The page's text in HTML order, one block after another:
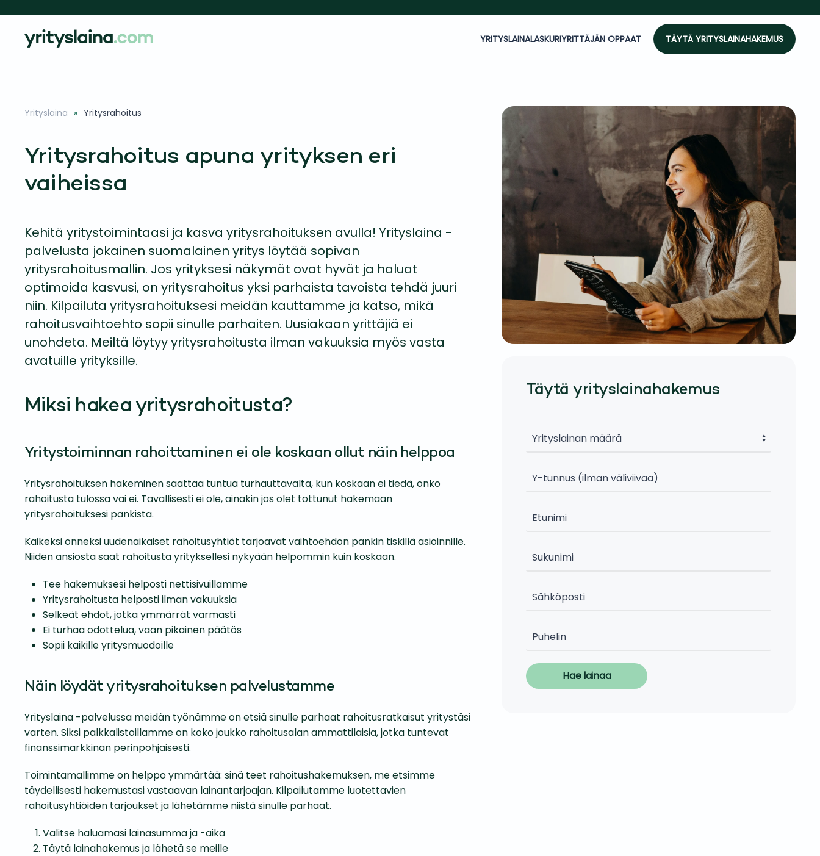
Skip to main content YRITYSLAINALASKURIYRITTÄJÄN OPPAAT TÄYTÄ YRITYSLAINAHAKEMUS
Yrityslaina Yritysrahoitus
Yritysrahoitus apuna yrityksen eri
vaiheissa
Kehitä yritystoimintaasi ja kasva yritysrahoituksen avulla! Yrityslaina -
palvelusta jokainen suomalainen yritys löytää sopivan
yritysrahoitusmallin. Jos yrityksesi näkymät ovat hyvät ja haluat
optimoida kasvusi, on yritysrahoitus yksi parhaista tavoista tehdä juuri
niin. Kilpailuta yritysrahoituksesi meidän kauttamme ja katso, mikä
rahoitusvaihtoehto sopii sinulle parhaiten. Uusiakaan yrittäjiä ei
unohdeta. Meiltä löytyy yritysrahoitusta ilman vakuuksia myös vasta
avatuille yrityksille.
Miksi hakea yritysrahoitusta?
Yritystoiminnan rahoittaminen ei ole koskaan ollut näin helppoa
Yritysrahoituksen hakeminen saattaa tuntua turhauttavalta, kun koskaan ei tiedä, onko
rahoitusta tulossa vai ei. Tavallisesti ei ole, ainakin jos olet tottunut hakemaan
yritysrahoituksesi pankista.
Kaikeksi onneksi uudenaikaiset rahoitusyhtiöt tarjoavat vaihtoehdon pankin tiskillä asioinnille.
Niiden ansiosta saat rahoitusta yrityksellesi nykyään helpommin kuin koskaan.
Tee hakemuksesi helposti nettisivuillamme
Yritysrahoitusta helposti ilman vakuuksia
Selkeät ehdot, jotka ymmärrät varmasti
Ei turhaa odottelua, vaan pikainen päätös
Sopii kaikille yritysmuodoille
Näin löydät yritysrahoituksen palvelustamme
Yrityslaina -palvelussa meidän työnämme on etsiä sinulle parhaat rahoitusratkaisut yritystäsi
varten. Siksi palkkalistoillamme on koko joukko rahoitusalan ammattilaisia, jotka tuntevat
finanssimarkkinan perinpohjaisesti.
Toimintamallimme on helppo ymmärtää: sinä teet rahoitushakemuksen, me etsimme
täydellisesti hakemustasi vastaavan lainantarjoajan. Kilpailutamme luotettavien
rahoitusyhtiöiden tarjoukset ja lähetämme niistä sinulle parhaat.
Valitse haluamasi lainasumma ja -aika
Täytä lainahakemus ja lähetä se meille
Täytä yrityslainahakemus
Hae lainaa